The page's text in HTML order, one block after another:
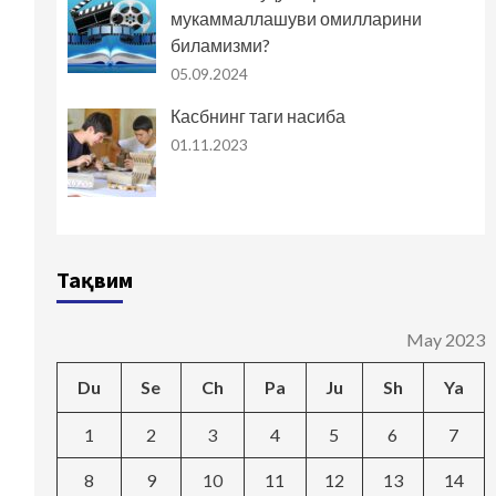
мукаммаллашуви омилларини
биламизми?
05.09.2024
Касбнинг таги насиба
01.11.2023
Тақвим
May 2023
Du Se Ch Pa Ju Sh Ya
1 2 3 4 5 6 7
8 9 10 11 12 13 14